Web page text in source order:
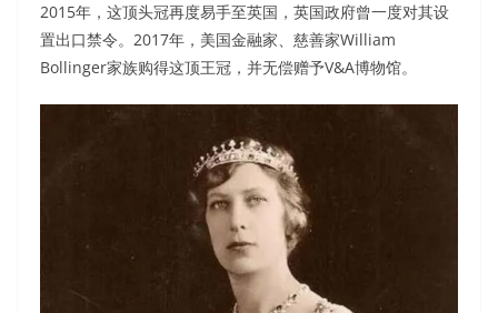
2015年，这顶头冠再度易手至英国，英国政府曾一度对其设
置出口禁令。2017年，美国金融家、慈善家William
Bollinger家族购得这顶王冠，并无偿赠予V&A博物馆。